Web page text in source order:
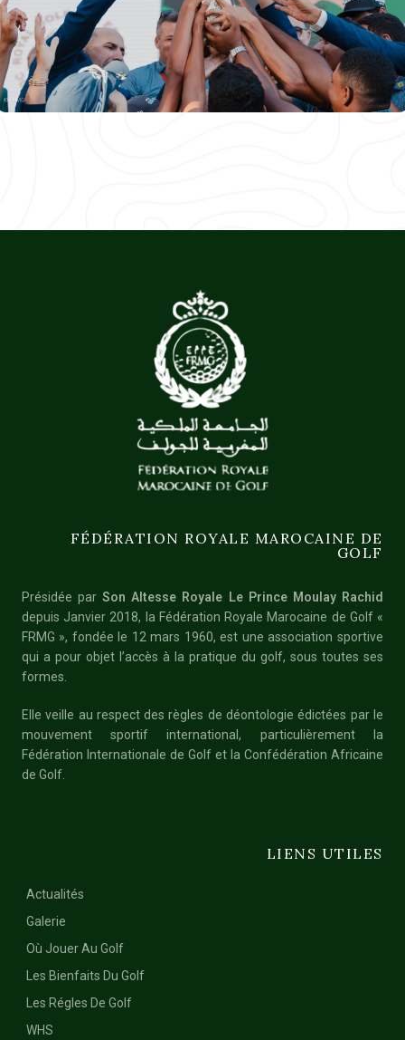
FÉDÉRATION ROYALE MAROCAINE DE
GOLF
Présidée parSon Altesse Royale Le Prince Moulay Rachid
depuis Janvier 2018, la Fédération Royale Marocaine de Golf «
FRMG », fondée le 12 mars 1960, est une association sportive
qui a pour objet l’accès à la pratique du golf, sous toutes ses
formes.
Elle veille au respect des règles de déontologie édictées par le
mouvement sportif international, particulièrement la
Fédération Internationale de Golf et la Confédération Africaine
de Golf.
LIENS UTILES
Actualités
Galerie
Où Jouer Au Golf
Les Bienfaits Du Golf
Les Régles De Golf
WHS